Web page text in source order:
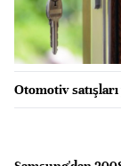
Otomotiv satışları